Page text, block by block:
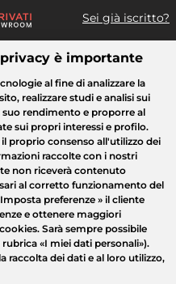
Sei già iscritto?
Bellezza Elettrodomestici
è importante
al fine di analizzare la
realizzare studi e analisi sui
rendimento e proporre al
sui propri interessi e profilo.
il proprio consenso all'utilizzo dei
raccolte con i nostri
non riceverà contenuto
al corretto funzionamento del
preferenze » il cliente
e ottenere maggiori
Sarà sempre possibile
«I miei dati personali»).
raccolta dei dati e al loro utilizzo,